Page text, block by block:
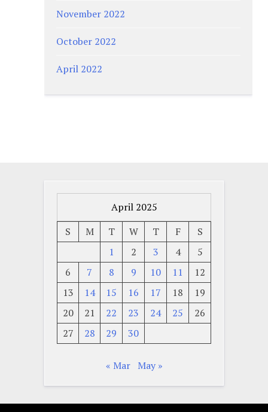
November 2022
October 2022
April 2022
April 2025
S
M T W T F
S
1
2 3 4
5
6
7 8 9 10 11
12
13
14 15 16 17 18
19
20
21 22 23 24 25
26
27
28 29 30
« Mar May »